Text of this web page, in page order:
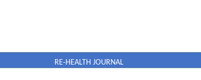
RE-HEALTH JOURNAL